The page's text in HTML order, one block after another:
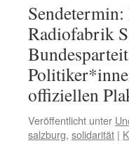
Radiofabrik
offiziellen
Veröffentlicht unter
salzburg, solidarität |